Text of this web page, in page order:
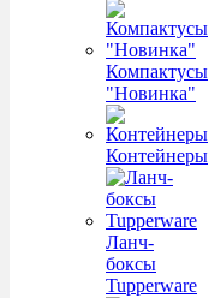
Компактусы
"Новинка"
Контейнеры
Ланч-
боксы
Tupperware